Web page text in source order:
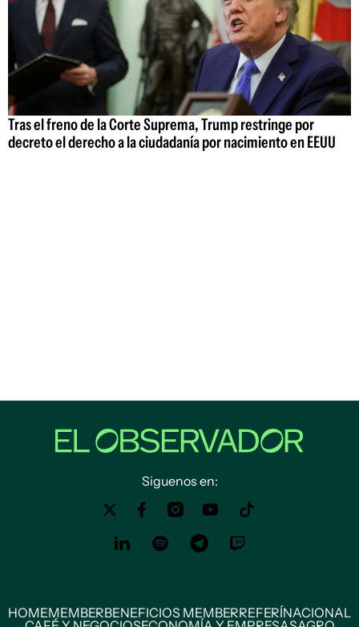
Tras el freno de la Corte Suprema, Trump restringe por
decreto el derecho a la ciudadanía por nacimiento en EEUU
Siguenos en:
HOMEMEMBERBENEFICIOS MEMBERREFERÍNACIONAL